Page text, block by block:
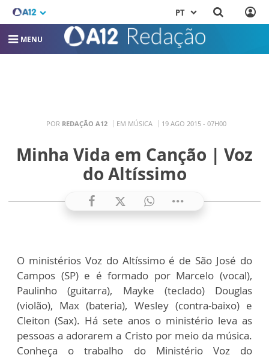
PT
MENU
POR REDAÇÃO A12 EM MÚSICA 19 AGO 2015 - 07H00
Minha Vida em Canção | Voz
do Altíssimo
O ministérios Voz do Altíssimo é de São José do
Campos (SP) e é formado por Marcelo (vocal),
Paulinho (guitarra), Mayke (teclado) Douglas
(violão), Max (bateria), Wesley (contra-baixo) e
Cleiton (Sax). Há sete anos o ministério leva as
pessoas a adorarem a Cristo por meio da música.
Conheça o trabalho do Ministério Voz do